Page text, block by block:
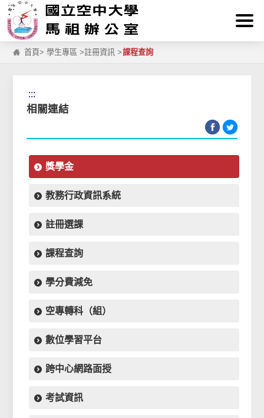
跳到主要內容區塊
:::
首頁>學生專區 >註冊資訊 >課程查詢
:::
相關連結
獎學金
教務行政資訊系統
註冊選課
課程查詢
學分費減免
空專轉科（組）
數位學習平台
跨中心網路面授
考試資訊